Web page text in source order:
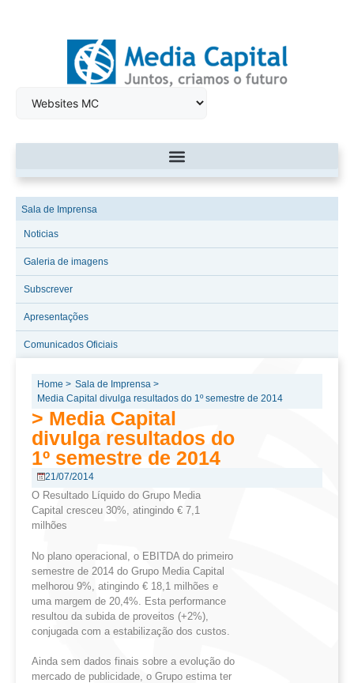
Sala de Imprensa
Noticias
Galeria de imagens
Subscrever
Apresentações
Comunicados Oficiais
Home > Sala de Imprensa >
Media Capital divulga resultados do 1º semestre de 2014
> Media Capital
divulga resultados do
1º semestre de 2014
21/07/2014
O Resultado Líquido do Grupo Media
Capital cresceu 30%, atingindo € 7,1
milhões
No plano operacional, o EBITDA do primeiro
semestre de 2014 do Grupo Media Capital
melhorou 9%, atingindo € 18,1 milhões e
uma margem de 20,4%. Esta performance
resultou da subida de proveitos (+2%),
conjugada com a estabilização dos custos.
Ainda sem dados finais sobre a evolução do
mercado de publicidade, o Grupo estima ter